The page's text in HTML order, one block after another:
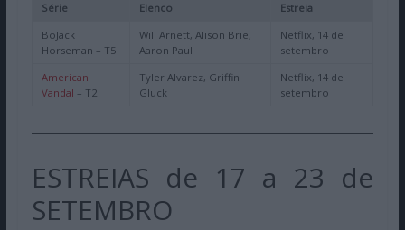
Série Elenco
Estreia
BoJack
Horseman – T5
Will Arnett, Alison Brie,
Aaron Paul
Netflix, 14 de
setembro
American
Vandal – T2
Tyler Alvarez, Griffin
Gluck
Netflix, 14 de
setembro
ESTREIAS de 17 a 23 de
SETEMBRO